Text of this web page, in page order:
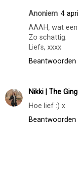
Anoniem 4
AAAH, wat
Zo schattig.
Liefs, xxxx
Beantwoorden
Nikki | The
Hoe lief :) x
Beantwoorden